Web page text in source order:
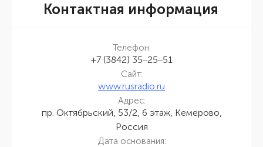
Контактная информация
Телефон:
+7 (3842) 35‒25‒51
Сайт:
www.rusradio.ru
Адрес:
пр. Октябрьский, 53/2, 6 этаж, Кемерово,
Россия
Дата основания: